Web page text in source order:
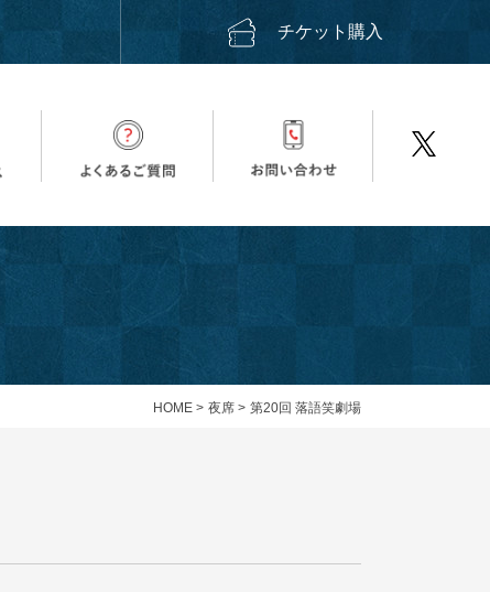
チケット購入
HOME > 夜席 > 第20回 落語笑劇場